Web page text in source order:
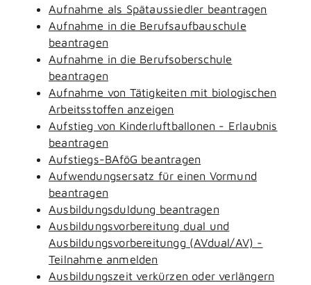
Aufnahme als Spätaussiedler beantragen
Aufnahme in die Berufsaufbauschule
beantragen
Aufnahme in die Berufsoberschule
beantragen
Aufnahme von Tätigkeiten mit biologischen
Arbeitsstoffen anzeigen
Aufstieg von Kinderluftballonen - Erlaubnis
beantragen
Aufstiegs-BAföG beantragen
Aufwendungsersatz für einen Vormund
beantragen
Ausbildungsduldung beantragen
Ausbildungsvorbereitung dual und
Ausbildungsvorbereitungg (AVdual/AV) -
Teilnahme anmelden
Ausbildungszeit verkürzen oder verlängern